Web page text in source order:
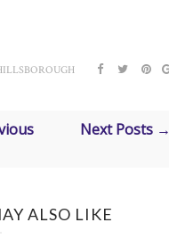
Next Posts →
ALSO LIKE